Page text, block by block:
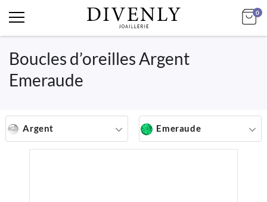
0
Boucles d’oreilles Argent
Emeraude
Argent Emeraude